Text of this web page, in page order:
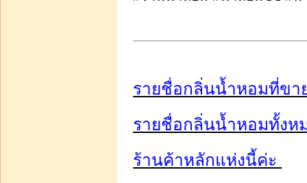
รายชื่อกลิ่นน้ำหอมที่ขา
รายชื่อกลิ่นน้ำหอมทั้งห
ร้านค้าหลักแห่งนี้ค่ะ